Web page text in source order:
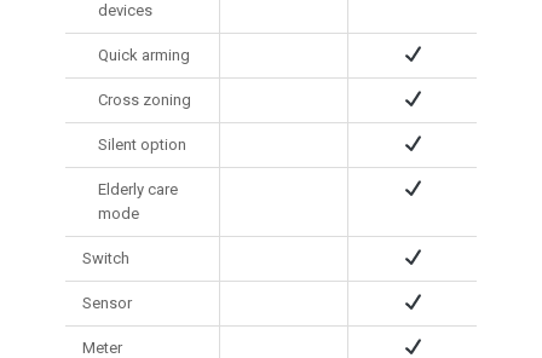
devices
Quick arming
Cross zoning
Silent option
Elderly care
mode
Switch
Sensor
Meter